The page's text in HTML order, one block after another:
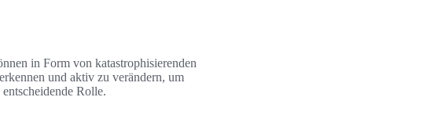
in Form von katastrophisierenden
und aktiv zu verändern, um
Rolle.